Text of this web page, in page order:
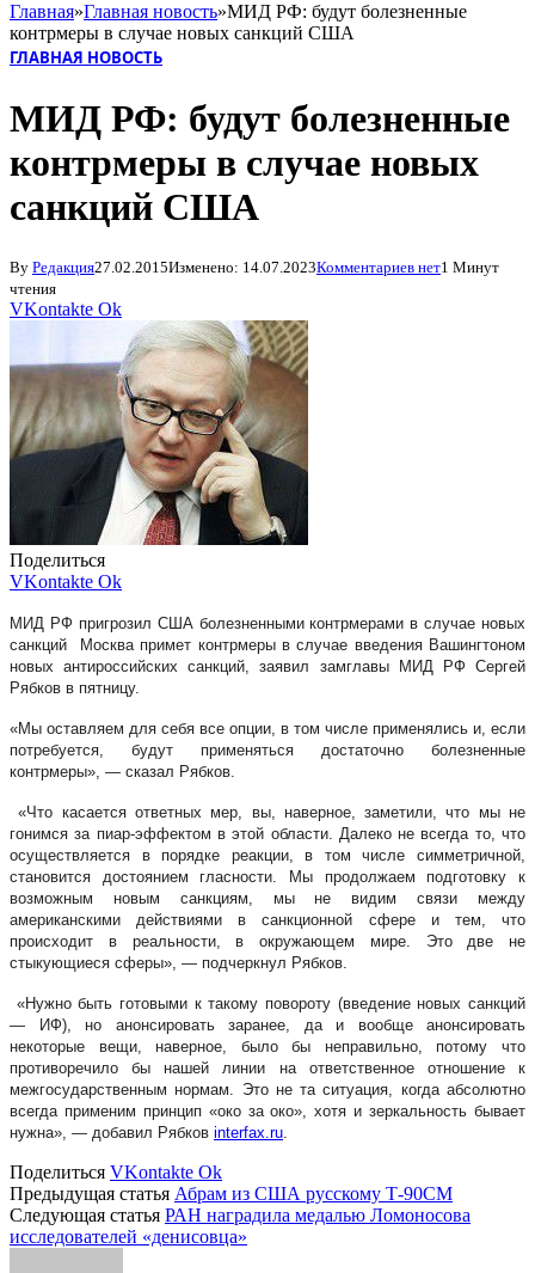
Главная»Главная новость»МИД РФ: будут болезненные
контрмеры в случае новых санкций США
ГЛАВНАЯ НОВОСТЬ
МИД РФ: будут болезненные
контрмеры в случае новых
санкций США
By Редакция27.02.2015Изменено: 14.07.2023Комментариев нет1 Минут
чтения
VKontakte Ok
Поделиться
VKontakte Ok
МИД РФ пригрозил США болезненными контрмерами в случае новых
санкций Москва примет контрмеры в случае введения Вашингтоном
новых антироссийских санкций, заявил замглавы МИД РФ Сергей
Рябков в пятницу.
«Мы оставляем для себя все опции, в том числе применялись и, если
потребуется, будут применяться достаточно болезненные
контрмеры», — сказал Рябков.
«Что касается ответных мер, вы, наверное, заметили, что мы не
гонимся за пиар-эффектом в этой области. Далеко не всегда то, что
осуществляется в порядке реакции, в том числе симметричной,
становится достоянием гласности. Мы продолжаем подготовку к
возможным новым санкциям, мы не видим связи между
американскими действиями в санкционной сфере и тем, что
происходит в реальности, в окружающем мире. Это две не
стыкующиеся сферы», — подчеркнул Рябков.
«Нужно быть готовыми к такому повороту (введение новых санкций
— ИФ), но анонсировать заранее, да и вообще анонсировать
некоторые вещи, наверное, было бы неправильно, потому что
противоречило бы нашей линии на ответственное отношение к
межгосударственным нормам. Это не та ситуация, когда абсолютно
всегда применим принцип «око за око», хотя и зеркальность бывает
нужна», — добавил Рябков interfax.ru
Поделиться VKontakte Ok
Предыдущая статья Абрам из США русскому Т-90СМ
Следующая статья РАН наградила медалью Ломоносова
исследователей «денисовца»